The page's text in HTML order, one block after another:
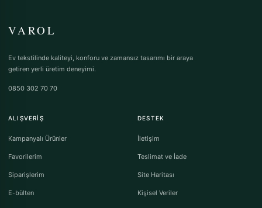
VAROL
Ev tekstilinde kaliteyi, konforu ve zamansız tasarımı bir araya
getiren yerli üretim deneyimi.
0850 302 70 70
ALIŞVERIŞ
Kampanyalı Ürünler
Favorilerim
Siparişlerim
E-bülten
DESTEK
İletişim
Teslimat ve İade
Site Haritası
Kişisel Veriler